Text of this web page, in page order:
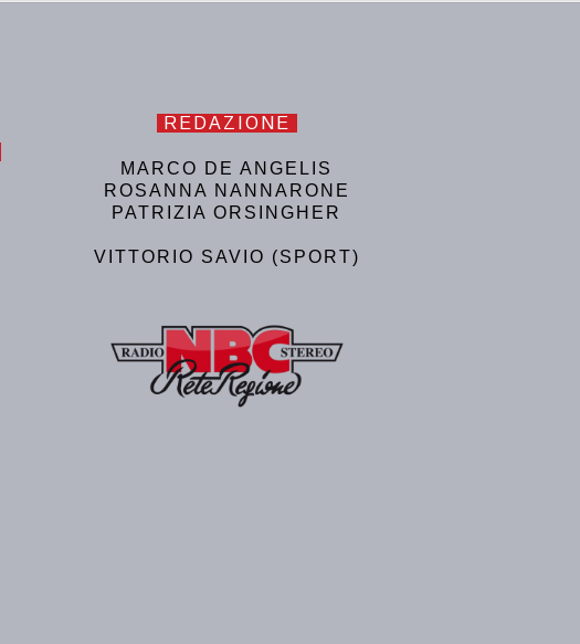
REDAZIONE
MARCO DE ANGELIS
ROSANNA NANNARONE
PATRIZIA ORSINGHER
VITTORIO SAVIO (SPORT)